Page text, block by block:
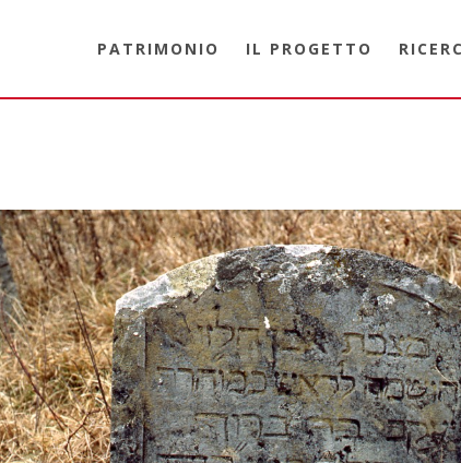
PATRIMONIO IL PROGETTO